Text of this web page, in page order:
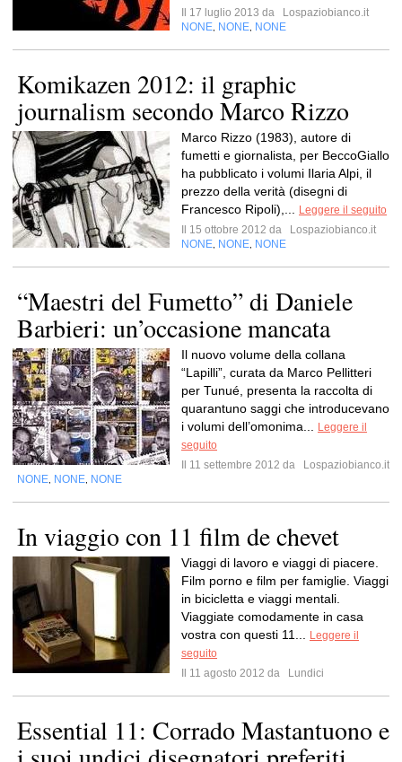
Il 17 luglio 2013 da
Lospaziobianco.it
NONE NONE NONE
Komikazen 2012: il graphic
journalism secondo Marco Rizzo
Marco Rizzo (1983), autore di
fumetti e giornalista, per BeccoGiallo
ha pubblicato i volumi Ilaria Alpi, il
prezzo della verità (disegni di
Francesco Ripoli),...
Leggere il seguito
Il 15 ottobre 2012 da
Lospaziobianco.it
NONE NONE NONE
“Maestri del Fumetto” di Daniele
Barbieri: un’occasione mancata
Il nuovo volume della collana
“Lapilli”, curata da Marco Pellitteri
per Tunué, presenta la raccolta di
quarantuno saggi che introducevano
i volumi dell’omonima...
Leggere il
seguito
Il 11 settembre 2012 da
Lospaziobianco.it
NONE NONE NONE
In viaggio con 11 film de chevet
Viaggi di lavoro e viaggi di piacere.
Film porno e film per famiglie. Viaggi
in bicicletta e viaggi mentali.
Viaggiate comodamente in casa
vostra con questi 11...
Leggere il
seguito
Il 11 agosto 2012 da
Lundici
Essential 11: Corrado Mastantuono e